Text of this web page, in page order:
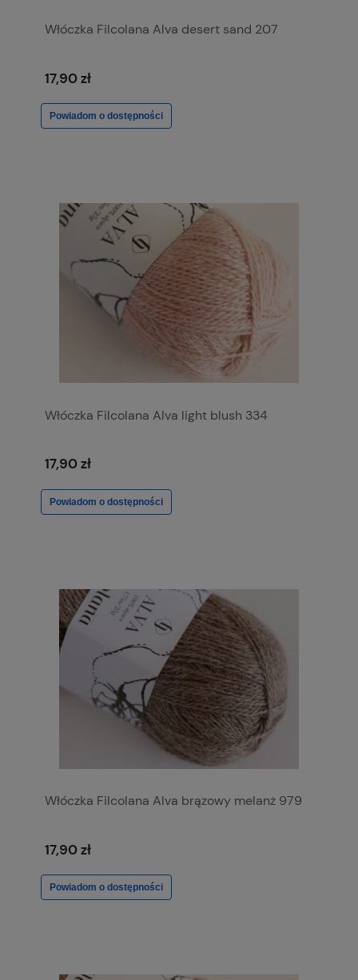
Włóczka Filcolana Alva desert sand 207
17,90 zł
Powiadom o dostępności
Włóczka Filcolana Alva light blush 334
17,90 zł
Powiadom o dostępności
Włóczka Filcolana Alva brązowy melanż 979
17,90 zł
Powiadom o dostępności